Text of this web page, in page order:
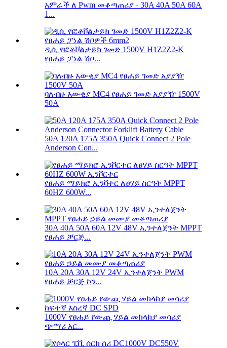
አምራች ለ Pwm መቆጣጠሪያ - 30A 40A 50A 60A
1...
ዲሲ የፎቶቮልታይክ ገመድ 1500V H1Z2Z2-K
የፀሐይ ፓነል ሽቦ...
ባለብዙ እውቂያ MC4 የፀሐይ ገመድ አያያዥ 1500V
50A
50A 120A 175A 350A Quick Connect 2 Pole
Anderson Con...
የፀሐይ ማይክሮ ኢንቫተር ለፀሃይ ስርዓት MPPT
60HZ 600W...
30A 40A 50A 60A 12V 48V ኢንተለጀንት MPPT
የፀሐይ ቻርጅ...
10A 20A 30A 12V 24V ኢንተለጀንት PWM
የፀሐይ ቻርጅ ኮን...
1000V የፀሐይ የውጪ ሃይል መከላከያ መሳሪያ
ጭማሪ አር...